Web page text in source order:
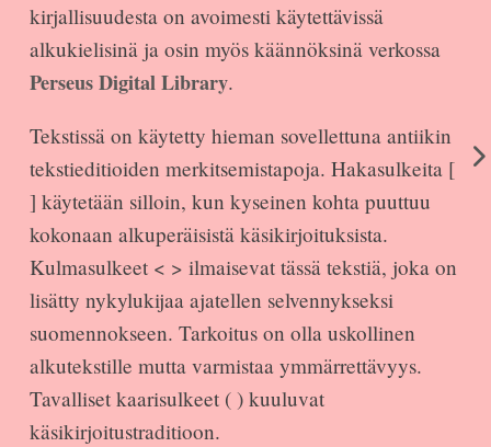
kirjallisuudesta on avoimesti käytettävissä
alkukielisinä ja osin myös käännöksinä verkossa
Perseus Digital Library.
Tekstissä on käytetty hieman sovellettuna antiikin
tekstieditioiden merkitsemistapoja. Hakasulkeita [
] käytetään silloin, kun kyseinen kohta puuttuu
kokonaan alkuperäisistä käsikirjoituksista.
Kulmasulkeet < > ilmaisevat tässä tekstiä, joka on
lisätty nykylukijaa ajatellen selvennykseksi
suomennokseen. Tarkoitus on olla uskollinen
alkutekstille mutta varmistaa ymmärrettävyys.
Tavalliset kaarisulkeet ( ) kuuluvat
käsikirjoitustraditioon.